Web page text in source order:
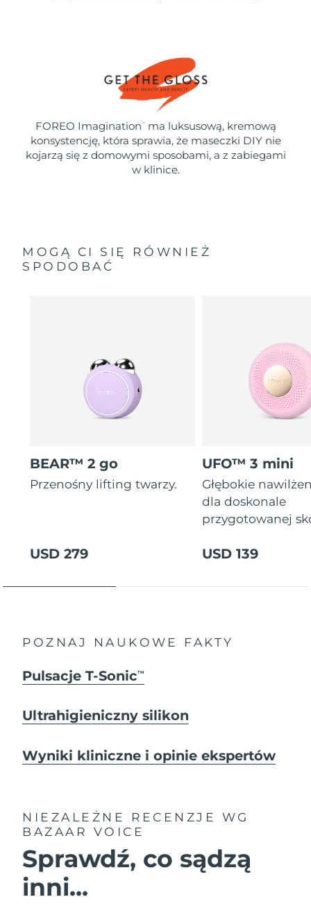
FOREO Imagination ™
ma luksusową, kremową
konsystencję, która sprawia, że maseczki DIY nie
kojarzą się z domowymi sposobami, a z zabiegami
w klinice.
MOGĄ CI SIĘ RÓWNIEŻ
SPODOBAĆ
BEAR™ 2 go
Przenośny lifting twarzy.
USD 279
UFO™ 3 mini
Głębokie
dla doskonale
przygotowanej
USD 139
POZNAJ NAUKOWE FAKTY
Pulsacje T-SonicTM
Ultrahigieniczny silikon
Wyniki kliniczne i opinie ekspertów
NIEZALEŻNE RECENZJE
WG
BAZAAR VOICE
Sprawdź, co sądzą
inni...